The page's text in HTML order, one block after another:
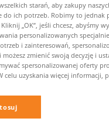
wyszukanej
starań, aby zakupy
do ich potrzeb. Robimy to jednak
„OK”, jeśli chcesz, abyśmy
personalizowanych
i zainteresowań,
możesz zmienić swoją decyzję i
spersonalizowanej oferty
celu uzyskania więcej informacji,